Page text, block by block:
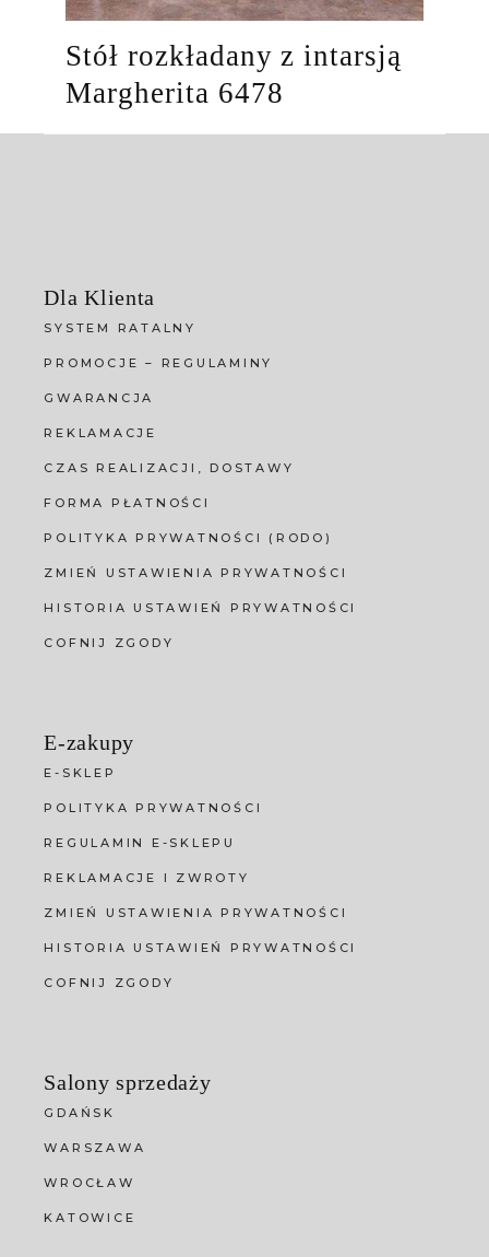
Stół rozkładany z intarsją
Margherita 6478
Dla Klienta
SYSTEM RATALNY
PROMOCJE – REGULAMINY
GWARANCJA
REKLAMACJE
CZAS REALIZACJI, DOSTAWY
FORMA PŁATNOŚCI
POLITYKA PRYWATNOŚCI (RODO)
ZMIEŃ USTAWIENIA PRYWATNOŚCI
HISTORIA USTAWIEŃ PRYWATNOŚCI
COFNIJ ZGODY
E-zakupy
E-SKLEP
POLITYKA PRYWATNOŚCI
REGULAMIN E-SKLEPU
REKLAMACJE I ZWROTY
ZMIEŃ USTAWIENIA PRYWATNOŚCI
HISTORIA USTAWIEŃ PRYWATNOŚCI
COFNIJ ZGODY
Salony sprzedaży
GDAŃSK
WARSZAWA
WROCŁAW
KATOWICE